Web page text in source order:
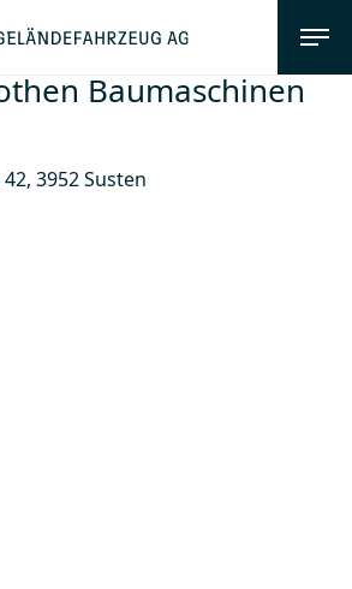
Baumaschinen
3952 Susten